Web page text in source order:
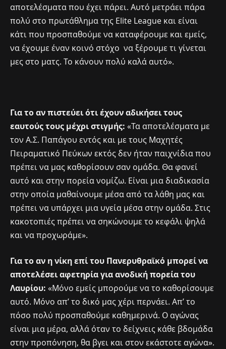
αποτελέσματα που έχει πάρει. Αυτό μετράει πάρα
πολύ στο πρωτάθλημα της Elite League και είναι
κάτι που προσπαθούμε να καταφέρουμε και εμείς,
να έχουμε έναν κοινό στόχο να ξέρουμε τι γίνεται
μες στο ματς. Το κάνουν πολύ καλά αυτό».
Για το αν πιστεύει ότι έχουν αδικήσει τους
εαυτούς τους μέχρι στιγμής: «Τα αποτελέσματα με
τον Α.Σ. Παπάγου εντός και με τους Μαχητές
Πειραματικό Πεύκων εκτός δεν ήταν παιχνίδια που
πρέπει να μας καθορίσουν σαν ομάδα. Θα φανεί
αυτό και στην πορεία νομίζω. Είναι μια διαδικασία
στην οποία μαθαίνουμε μέσα από τα λάθη μας και
πρέπει να υπάρχει μια υγεία μέσα στην ομάδα. Στις
κακοτοπιές πρέπει να σηκώνουμε το κεφάλι ψηλά
και να προχωράμε».
Για το αν η νίκη επί του Πανερυθραϊκό μπορεί να
αποτελέσει αφετηρία για ανοδική πορεία του
Λαυρίου: «Μόνο εμείς μπορούμε να το καθορίσουμε
αυτό. Μόνο απ’ το δικό μας χέρι περνάει. Απ’ το
πόσο πολύ προσπαθούμε καθημερινά. Ο αγώνας
είναι μια μέρα, αλλά όταν το δείχνεις κάθε βδομάδα
στην προπόνηση, θα βγει και στον εκάστοτε αγώνα».